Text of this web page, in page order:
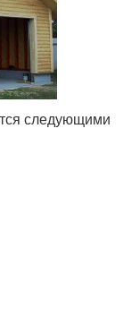
следующими